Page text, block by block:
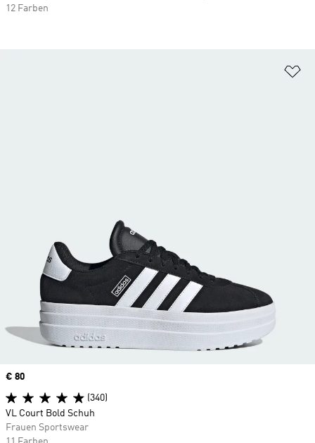
12 Farben
Price
€ 80
(340)
VL Court Bold Schuh
Frauen Sportswear